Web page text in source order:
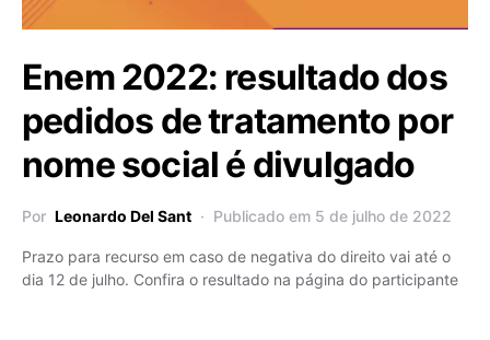
Enem 2022: resultado dos
pedidos de tratamento por
nome social é divulgado
Por Leonardo Del Sant Publicado em 5 de julho de 2022
Prazo para recurso em caso de negativa do direito vai até o
dia 12 de julho. Confira o resultado na página do participante